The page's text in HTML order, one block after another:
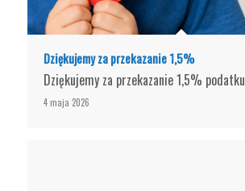
Dziękujemy za przekazanie 1,5%
Dziękujemy za przekazanie 1,5% podatku
4 maja 2026